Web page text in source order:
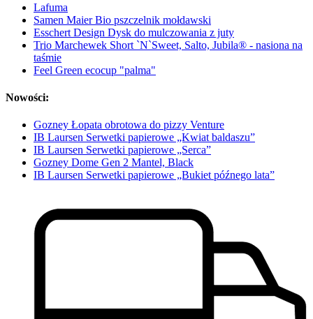
Lafuma
Samen Maier Bio pszczelnik mołdawski
Esschert Design Dysk do mulczowania z juty
Trio Marchewek Short `N`Sweet, Salto, Jubila® - nasiona na
taśmie
Feel Green ecocup "palma"
Nowości:
Gozney Łopata obrotowa do pizzy Venture
IB Laursen Serwetki papierowe „Kwiat baldaszu”
IB Laursen Serwetki papierowe „Serca”
Gozney Dome Gen 2 Mantel, Black
IB Laursen Serwetki papierowe „Bukiet późnego lata”